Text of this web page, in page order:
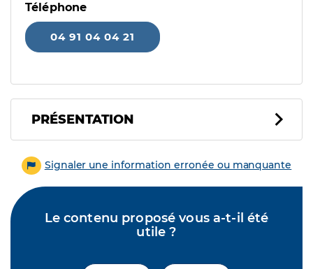
Téléphone
04 91 04 04 21
PRÉSENTATION
Signaler une information erronée ou manquante
Le contenu proposé vous a-t-il été
utile ?